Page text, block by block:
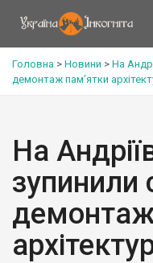
Головна > Новини > На
демонтаж пам’ятки
На
зупинили